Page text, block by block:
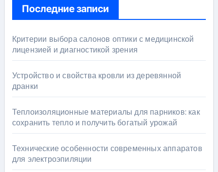
Последние записи
Критерии выбора салонов оптики с медицинской
лицензией и диагностикой зрения
Устройство и свойства кровли из деревянной
дранки
Теплоизоляционные материалы для парников: как
сохранить тепло и получить богатый урожай
Технические особенности современных аппаратов
для электроэпиляции